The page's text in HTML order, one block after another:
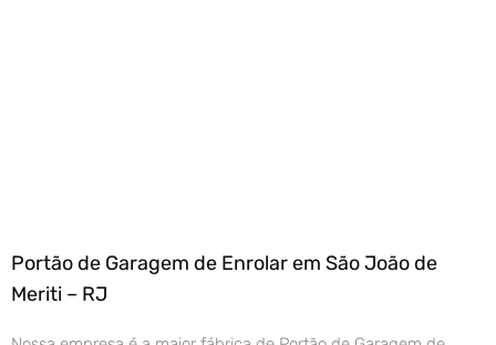
Portão de Garagem de Enrolar em São João de
Meriti – RJ